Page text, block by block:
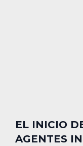
EL INICIO
AGENTES